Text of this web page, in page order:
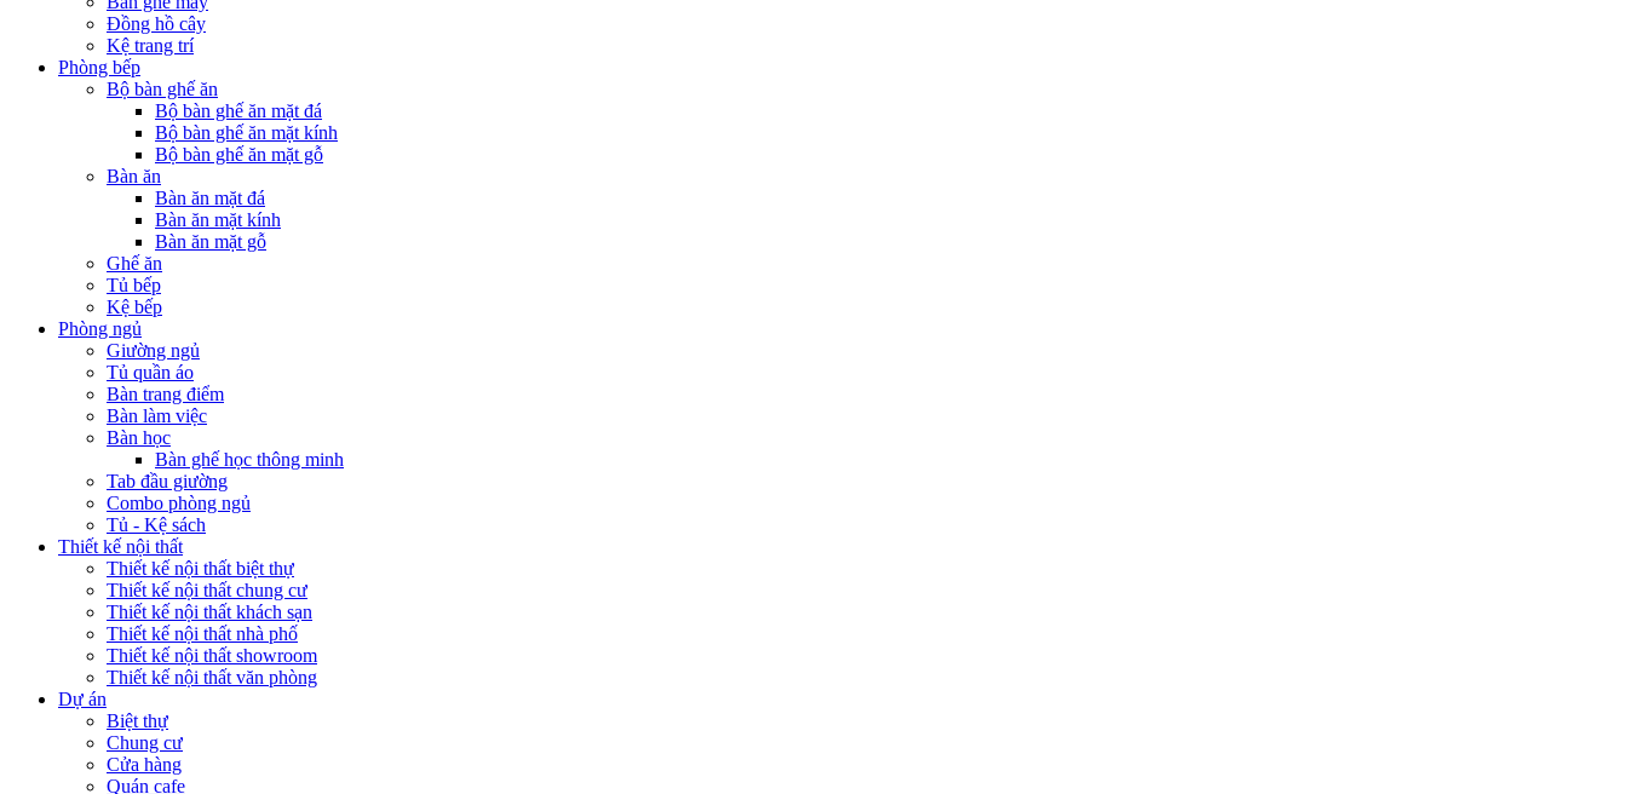
Đồng hồ cây
Kệ trang trí
Phòng bếp
Bộ bàn ghế ăn
Bộ bàn ghế ăn mặt đá
Bộ bàn ghế ăn mặt kính
Bộ bàn ghế ăn mặt gỗ
Bàn ăn
Bàn ăn mặt đá
Bàn ăn mặt kính
Bàn ăn mặt gỗ
Ghế ăn
Tủ bếp
Kệ bếp
Phòng ngủ
Giường ngủ
Tủ quần áo
Bàn trang điểm
Bàn làm việc
Bàn học
Bàn ghế học thông minh
Tab đầu giường
Combo phòng ngủ
Tủ - Kệ sách
Thiết kế nội thất
Thiết kế nội thất biệt thự
Thiết kế nội thất chung cư
Thiết kế nội thất khách sạn
Thiết kế nội thất nhà phố
Thiết kế nội thất showroom
Thiết kế nội thất văn phòng
Dự án
Biệt thự
Chung cư
Cửa hàng
Quán cafe